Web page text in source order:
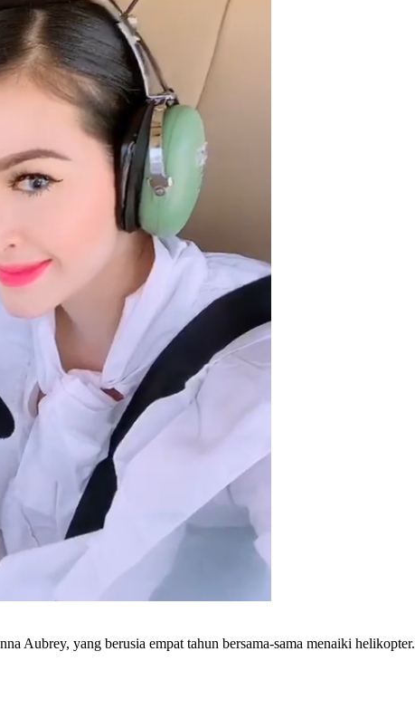
Aubrey, yang berusia empat tahun bersama-sama menaiki helikopter.